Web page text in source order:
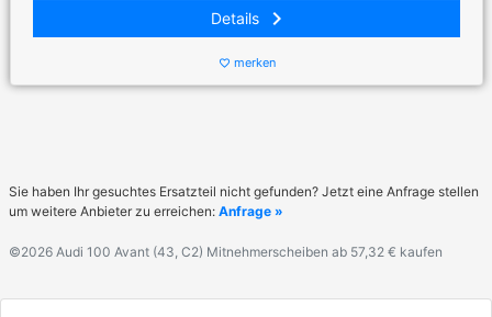
Details keyboard_arrow_right
favorite_border merken
Sie haben Ihr gesuchtes Ersatzteil nicht gefunden? Jetzt eine Anfrage stellen
um weitere Anbieter zu erreichen: Anfrage »
©2026 Audi 100 Avant (43, C2) Mitnehmerscheiben ab 57,32 € kaufen